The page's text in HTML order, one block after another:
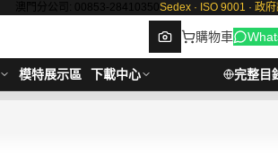
澳門分公司: 00853-28410350 Sedex · ISO 9001 · 政
購物車
模特展示區 下載中心 完整目